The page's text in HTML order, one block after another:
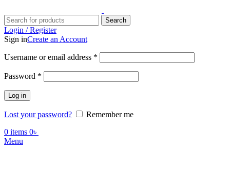
Search
Login / Register
Sign inCreate an Account
Username or email address *
Password *
Log in
Lost your password?
Remember me
0 items 0৳
Menu